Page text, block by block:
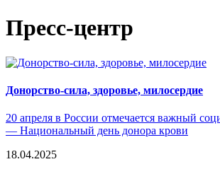
Пресс-центр
Донорство-сила, здоровье, милосердие
20 апреля в России отмечается важный
— Национальный день донора крови
18.04.2025